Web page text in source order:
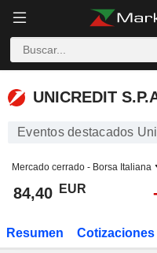
UNICREDIT S.P.A.
UNICREDIT
Eventos destacados
Mercado cerrado - Borsa Italiana
84,40 EUR
Resumen Cotizaciones